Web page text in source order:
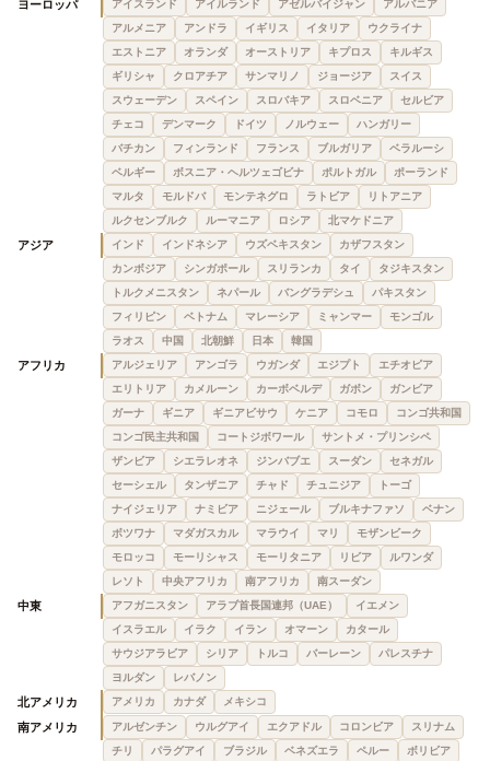
ヨーロッパ アイスランド アイルランド アゼルバイジャン
アルバニア
アルメニア
アンドラ イギリス イタリア
ウクライナ
エストニア
オランダ オーストリア キプロス
キルギス
ギリシャ
クロアチア サンマリノ ジョージア
スイス
スウェーデン
スペイン スロバキア スロベニア
セルビア
チェコ
デンマーク ドイツ ノルウェー
ハンガリー
バチカン
フィンランド フランス ブルガリア
ベラルーシ
ベルギー
ボスニア・ヘルツェゴビナ ポルトガル
ポーランド
マルタ
モルドバ モンテネグロ ラトビア
リトアニア
ルクセンブルク
ルーマニア ロシア 北マケドニア
アジア インド インドネシア ウズベキスタン
カザフスタン
カンボジア
シンガポール スリランカ タイ
タジキスタン
トルクメニスタン
ネパール バングラデシュ
パキスタン
フィリピン
ベトナム マレーシア ミャンマー
モンゴル
ラオス
中国 北朝鮮 日本 韓国
アフリカ アルジェリア アンゴラ ウガンダ エジプト
エチオピア
エリトリア
カメルーン カーボベルデ ガボン
ガンビア
ガーナ
ギニア ギニアビサウ ケニア コモロ
コンゴ共和国
コンゴ民主共和国
コートジボワール
サントメ・プリンシペ
ザンビア
シエラレオネ ジンバブエ スーダン
セネガル
セーシェル
タンザニア チャド チュニジア
トーゴ
ナイジェリア
ナミビア ニジェール ブルキナファソ
ベナン
ボツワナ
マダガスカル マラウイ マリ
モザンビーク
モロッコ
モーリシャス モーリタニア リビア
ルワンダ
レソト
中央アフリカ 南アフリカ 南スーダン
中東 アフガニスタン アラブ首長国連邦（UAE）
イエメン
イスラエル
イラク イラン オマーン
カタール
サウジアラビア
シリア トルコ バーレーン
パレスチナ
ヨルダン
レバノン
北アメリカ アメリカ カナダ メキシコ
南アメリカ アルゼンチン ウルグアイ エクアドル コロンビア
スリナム
チリ
パラグアイ ブラジル ベネズエラ ペルー ボリビア